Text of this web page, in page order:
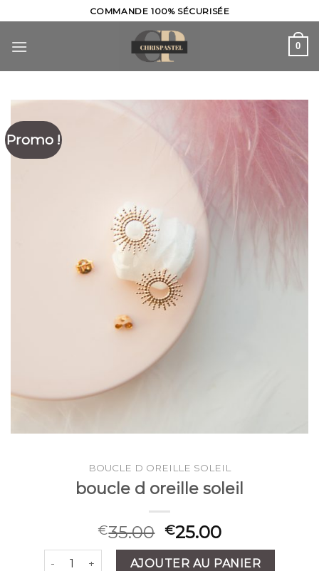
to
content
COMMANDE 100% SÉCURISÉE
0
Promo !
BOUCLE D OREILLE SOLEIL
boucle d oreille soleil
€35.00 €25.00
quantité de boucle d oreille soleil
AJOUTER AU PANIER